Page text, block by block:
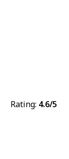
Rating: 4.6/5